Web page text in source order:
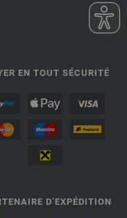
EN TOUT SÉCURITÉ
D’EXPÉDITION